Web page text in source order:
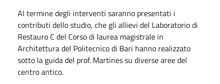
Al termine degli interventi saranno presentati i
contributi dello studio, che gli allievi del Laboratorio di
Restauro C del Corso di laurea magistrale in
Architettura del Politecnico di Bari hanno realizzato
sotto la guida del prof. Martines su diverse aree del
centro antico.